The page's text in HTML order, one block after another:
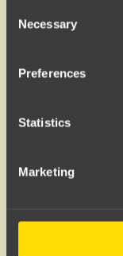
Selection
Necessary
Preferences
Statistics
Marketing
Hva
plass i
Hvor